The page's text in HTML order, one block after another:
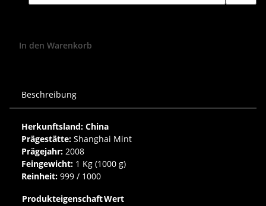
In den Warenkorb
Beschreibung
Herkunftsland: China
Prägestätte: Shanghai Mint
Prägejahr: 2008
Feingewicht: 1 Kg (1000 g)
Reinheit: 999 / 1000
ProdukteigenschaftWert